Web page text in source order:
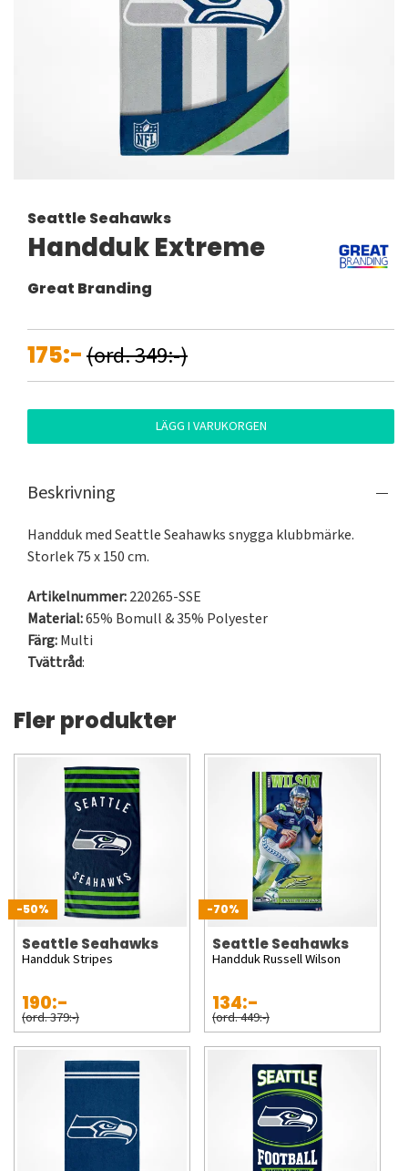
Seattle Seahawks
Handduk Extreme
Great Branding
175:-(ord. 349:-)
LÄGG I VARUKORGEN
Beskrivning
Handduk med Seattle Seahawks snygga klubbmärke.
Storlek 75 x 150 cm.
Artikelnummer:220265-SSE
Material:65% Bomull & 35% Polyester
Färg:Multi
Tvättråd:
Fler produkter
-50%
Seattle Seahawks
Handduk Stripes
190:-
(ord. 379:-)
-70%
Seattle Seahawks
Handduk Russell Wilson
134:-
(ord. 449:-)